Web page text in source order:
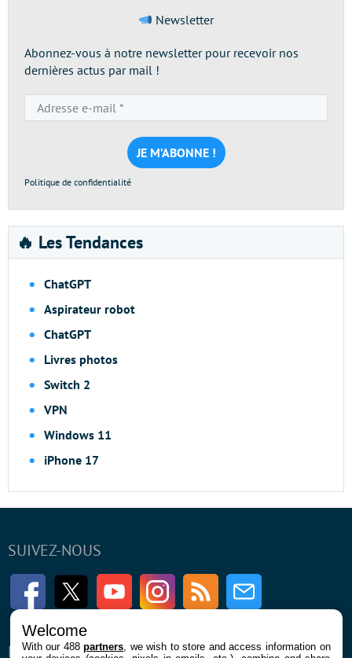
Newsletter
Abonnez-vous à notre newsletter pour recevoir nos
dernières actus par mail !
e-
mail
*
Politique de confidentialité
🔥 Les Tendances
ChatGPT
Aspirateur robot
ChatGPT
Livres photos
Switch 2
VPN
Windows 11
iPhone 17
SUIVEZ-NOUS
FacebookTwitter Youtube InstagramRSS Newsletter
ENTREPRISE À PROPOS
Welcome
With our 488partners , we wish to store and access information on